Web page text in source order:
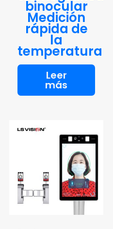
binocular
Medición
rápida de
la
temperatura
Leer
más